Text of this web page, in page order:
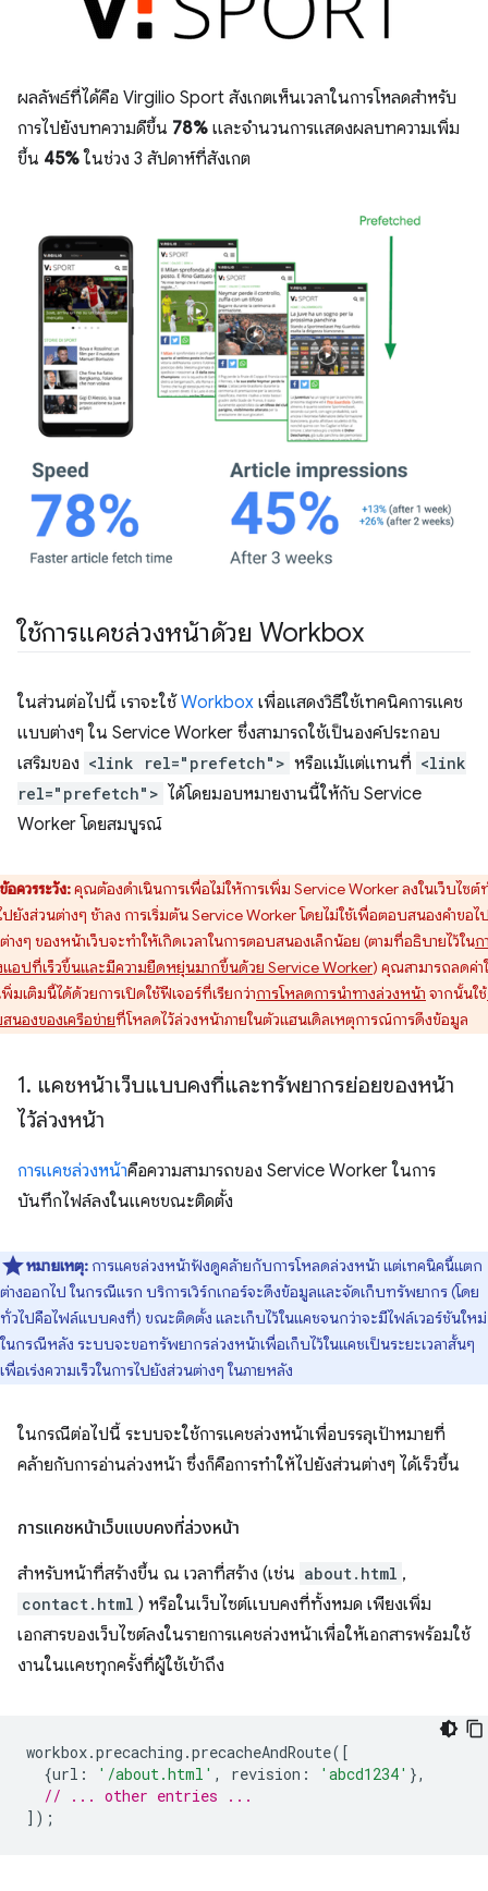
ผลลัพธ์ที่ได้คือ Virgilio Sport สังเกตเห็นเวลาในการโหลดสำหรับ
การไปยังบทความดีขึ้น 78% และจำนวนการแสดงผลบทความเพิ่ม
ขึ้น 45% ในช่วง 3 สัปดาห์ที่สังเกต
ใช้การแคชล่วงหน้าด้วย Workbox
ในส่วนต่อไปนี้ เราจะใช้ Workbox เพื่อแสดงวิธีใช้เทคนิคการแคช
แบบต่างๆ ใน Service Worker ซึ่งสามารถใช้เป็นองค์ประกอบ
เสริมของ <link rel="prefetch"> หรือแม้แต่แทนที่ <link
rel="prefetch"> ได้โดยมอบหมายงานนี้ให้กับ Service
Worker โดยสมบูรณ์
ข้อควรระวัง:คุณต้องดำเนินการเพื่อไม่ให้การเพิ่ม Service Worker ลงในเว็บไซต์
ปยังส่วนต่างๆ ช้าลง การเริ่มต้น Service Worker โดยไม่ใช้เพื่อตอบสนองคำขอไ
างๆ ของหน้าเว็บจะทำให้เกิดเวลาในการตอบสนองเล็กน้อย (ตามที่อธิบายไว้ในก
แอปที่เร็วขึ้นและมีความยืดหยุ่นมากขึ้นด้วย Service Worker) คุณสามารถลดค่า
พิ่มเติมนี้ได้ด้วยการเปิดใช้ฟีเจอร์ที่เรียกว่าการโหลดการนําทางล่วงหน้า จากนั้นใช้
นองของเครือข่ายที่โหลดไว้ล่วงหน้าภายในตัวแฮนเดิลเหตุการณ์การดึงข้อมูล
1. แคชหน้าเว็บแบบคงที่และทรัพยากรย่อยของหน้า
ไว้ล่วงหน้า
การแคชล่วงหน้าคือความสามารถของ Service Worker ในการ
บันทึกไฟล์ลงในแคชขณะติดตั้ง
หมายเหตุ: การแคชล่วงหน้าฟังดูคล้ายกับการโหลดล่วงหน้า แต่เทคนิคนี้แตก
ต่างออกไป ในกรณีแรก บริการเวิร์กเกอร์จะดึงข้อมูลและจัดเก็บทรัพยากร (โดย
ทั่วไปคือไฟล์แบบคงที่) ขณะติดตั้ง และเก็บไว้ในแคชจนกว่าจะมีไฟล์เวอร์ชันใหม่
ในกรณีหลัง ระบบจะขอทรัพยากรล่วงหน้าเพื่อเก็บไว้ในแคชเป็นระยะเวลาสั้นๆ
เพื่อเร่งความเร็วในการไปยังส่วนต่างๆ ในภายหลัง
ในกรณีต่อไปนี้ ระบบจะใช้การแคชล่วงหน้าเพื่อบรรลุเป้าหมายที่
คล้ายกับการอ่านล่วงหน้า ซึ่งก็คือการทําให้ไปยังส่วนต่างๆ ได้เร็วขึ้น
การแคชหน้าเว็บแบบคงที่ล่วงหน้า
สําหรับหน้าที่สร้างขึ้น ณ เวลาที่สร้าง (เช่น about.html ,
contact.html ) หรือในเว็บไซต์แบบคงที่ทั้งหมด เพียงเพิ่ม
เอกสารของเว็บไซต์ลงในรายการแคชล่วงหน้าเพื่อให้เอกสารพร้อมใช้
งานในแคชทุกครั้งที่ผู้ใช้เข้าถึง
workbox.precaching .precacheAndRoute([
{url : '/about.html' , revision : 'abcd1234' },
// ... other entries ...
]);